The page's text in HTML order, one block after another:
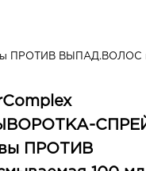
ПРОТИВ ВЫПАД.ВОЛОС
ПРОТИВ